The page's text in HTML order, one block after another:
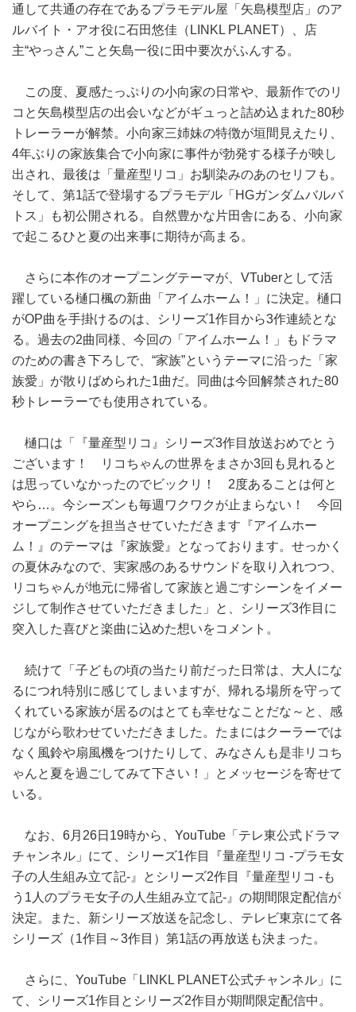
通して共通の存在であるプラモデル屋「矢島模型店」のア
ルバイト・アオ役に石田悠佳（LINKL PLANET）、店
主“やっさん”こと矢島一役に田中要次がふんする。
この度、夏感たっぷりの小向家の日常や、最新作でのリ
コと矢島模型店の出会いなどがギュっと詰め込まれた80秒
トレーラーが解禁。小向家三姉妹の特徴が垣間見えたり、
4年ぶりの家族集合で小向家に事件が勃発する様子が映し
出され、最後は「量産型リコ」お馴染みのあのセリフも。
そして、第1話で登場するプラモデル「HGガンダムバルバ
トス」も初公開される。自然豊かな片田舎にある、小向家
で起こるひと夏の出来事に期待が高まる。
さらに本作のオープニングテーマが、VTuberとして活
躍している樋口楓の新曲「アイムホーム！」に決定。樋口
がOP曲を手掛けるのは、シリーズ1作目から3作連続とな
る。過去の2曲同様、今回の「アイムホーム！」もドラマ
のための書き下ろしで、“家族”というテーマに沿った「家
族愛」が散りばめられた1曲だ。同曲は今回解禁された80
秒トレーラーでも使用されている。
樋口は「『量産型リコ』シリーズ3作目放送おめでとう
ございます！ リコちゃんの世界をまさか3回も見れると
は思っていなかったのでビックリ！ 2度あることは何と
やら…。今シーズンも毎週ワクワクが止まらない！ 今回
オープニングを担当させていただきます『アイムホー
ム！』のテーマは『家族愛』となっております。せっかく
の夏休みなので、実家感のあるサウンドを取り入れつつ、
リコちゃんが地元に帰省して家族と過ごすシーンをイメー
ジして制作させていただきました」と、シリーズ3作目に
突入した喜びと楽曲に込めた想いをコメント。
続けて「子どもの頃の当たり前だった日常は、大人にな
るにつれ特別に感じてしまいますが、帰れる場所を守って
くれている家族が居るのはとても幸せなことだな～と、感
じながら歌わせていただきました。たまにはクーラーでは
なく風鈴や扇風機をつけたりして、みなさんも是非リコち
ゃんと夏を過ごしてみて下さい！」とメッセージを寄せて
いる。
なお、6月26日19時から、YouTube「テレ東公式ドラマ
チャンネル」にて、シリーズ1作目『量産型リコ ‐プラモ女
子の人生組み立て記‐』とシリーズ2作目『量産型リコ ‐も
う1人のプラモ女子の人生組み立て記‐』の期間限定配信が
決定。また、新シリーズ放送を記念し、テレビ東京にて各
シリーズ（1作目～3作目）第1話の再放送も決まった。
さらに、YouTube「LINKL PLANET公式チャンネル」に
て、シリーズ1作目とシリーズ2作目が期間限定配信中。